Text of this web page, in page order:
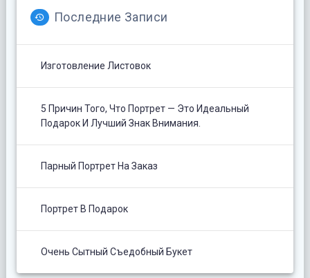
Последние Записи
Изготовление Листовок
5 Причин Того, Что Портрет — Это Идеальный
Подарок И Лучший Знак Внимания.
Парный Портрет На Заказ
Портрет В Подарок
Очень Сытный Съедобный Букет